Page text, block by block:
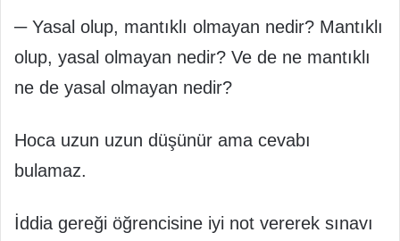
─ Yasal olup, mantıklı olmayan nedir? Mantıklı
olup, yasal olmayan nedir? Ve de ne mantıklı
ne de yasal olmayan nedir?
Hoca uzun uzun düşünür ama cevabı
bulamaz.
İddia gereği öğrencisine iyi not vererek sınavı